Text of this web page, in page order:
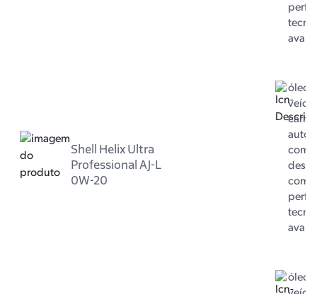
Shell Helix Ultra
Professional AJ-L
0W-20
óleo
carro
com
com
óleo